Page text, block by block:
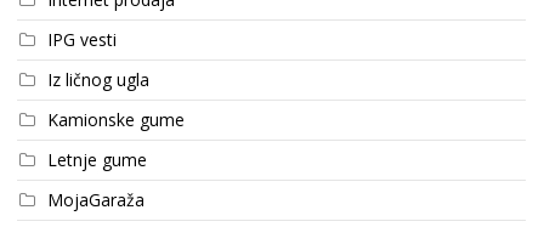
IPG vesti
Iz ličnog ugla
Kamionske gume
Letnje gume
MojaGaraža